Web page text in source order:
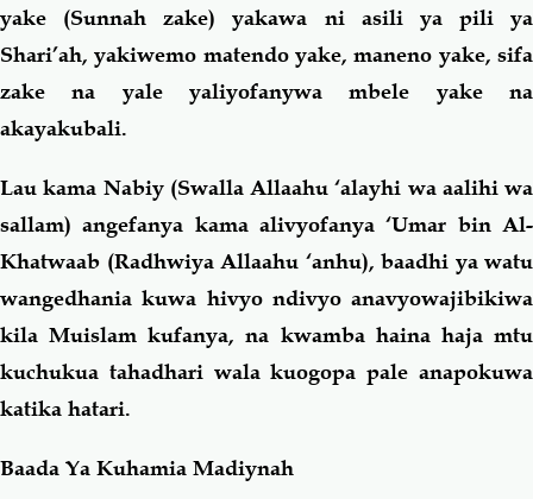
yake (Sunnah zake) yakawa ni asili ya pili ya
Shari’ah, yakiwemo matendo yake, maneno yake, sifa
zake na yale yaliyofanywa mbele yake na
akayakubali.
Lau kama Nabiy (Swalla Allaahu ‘alayhi wa aalihi wa
sallam) angefanya kama alivyofanya ‘Umar bin Al-
Khatwaab (Radhwiya Allaahu ‘anhu), baadhi ya watu
wangedhania kuwa hivyo ndivyo anavyowajibikiwa
kila Muislam kufanya, na kwamba haina haja mtu
kuchukua tahadhari wala kuogopa pale anapokuwa
katika hatari.
Baada Ya Kuhamia Madiynah